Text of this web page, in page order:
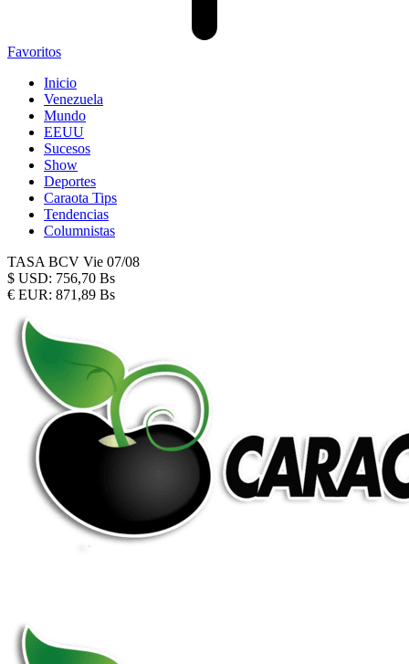
Favoritos
Inicio
Venezuela
Mundo
EEUU
Sucesos
Show
Deportes
Caraota Tips
Tendencias
Columnistas
TASA BCV Vie 07/08
$ USD: 756,70 Bs
€ EUR: 871,89 Bs